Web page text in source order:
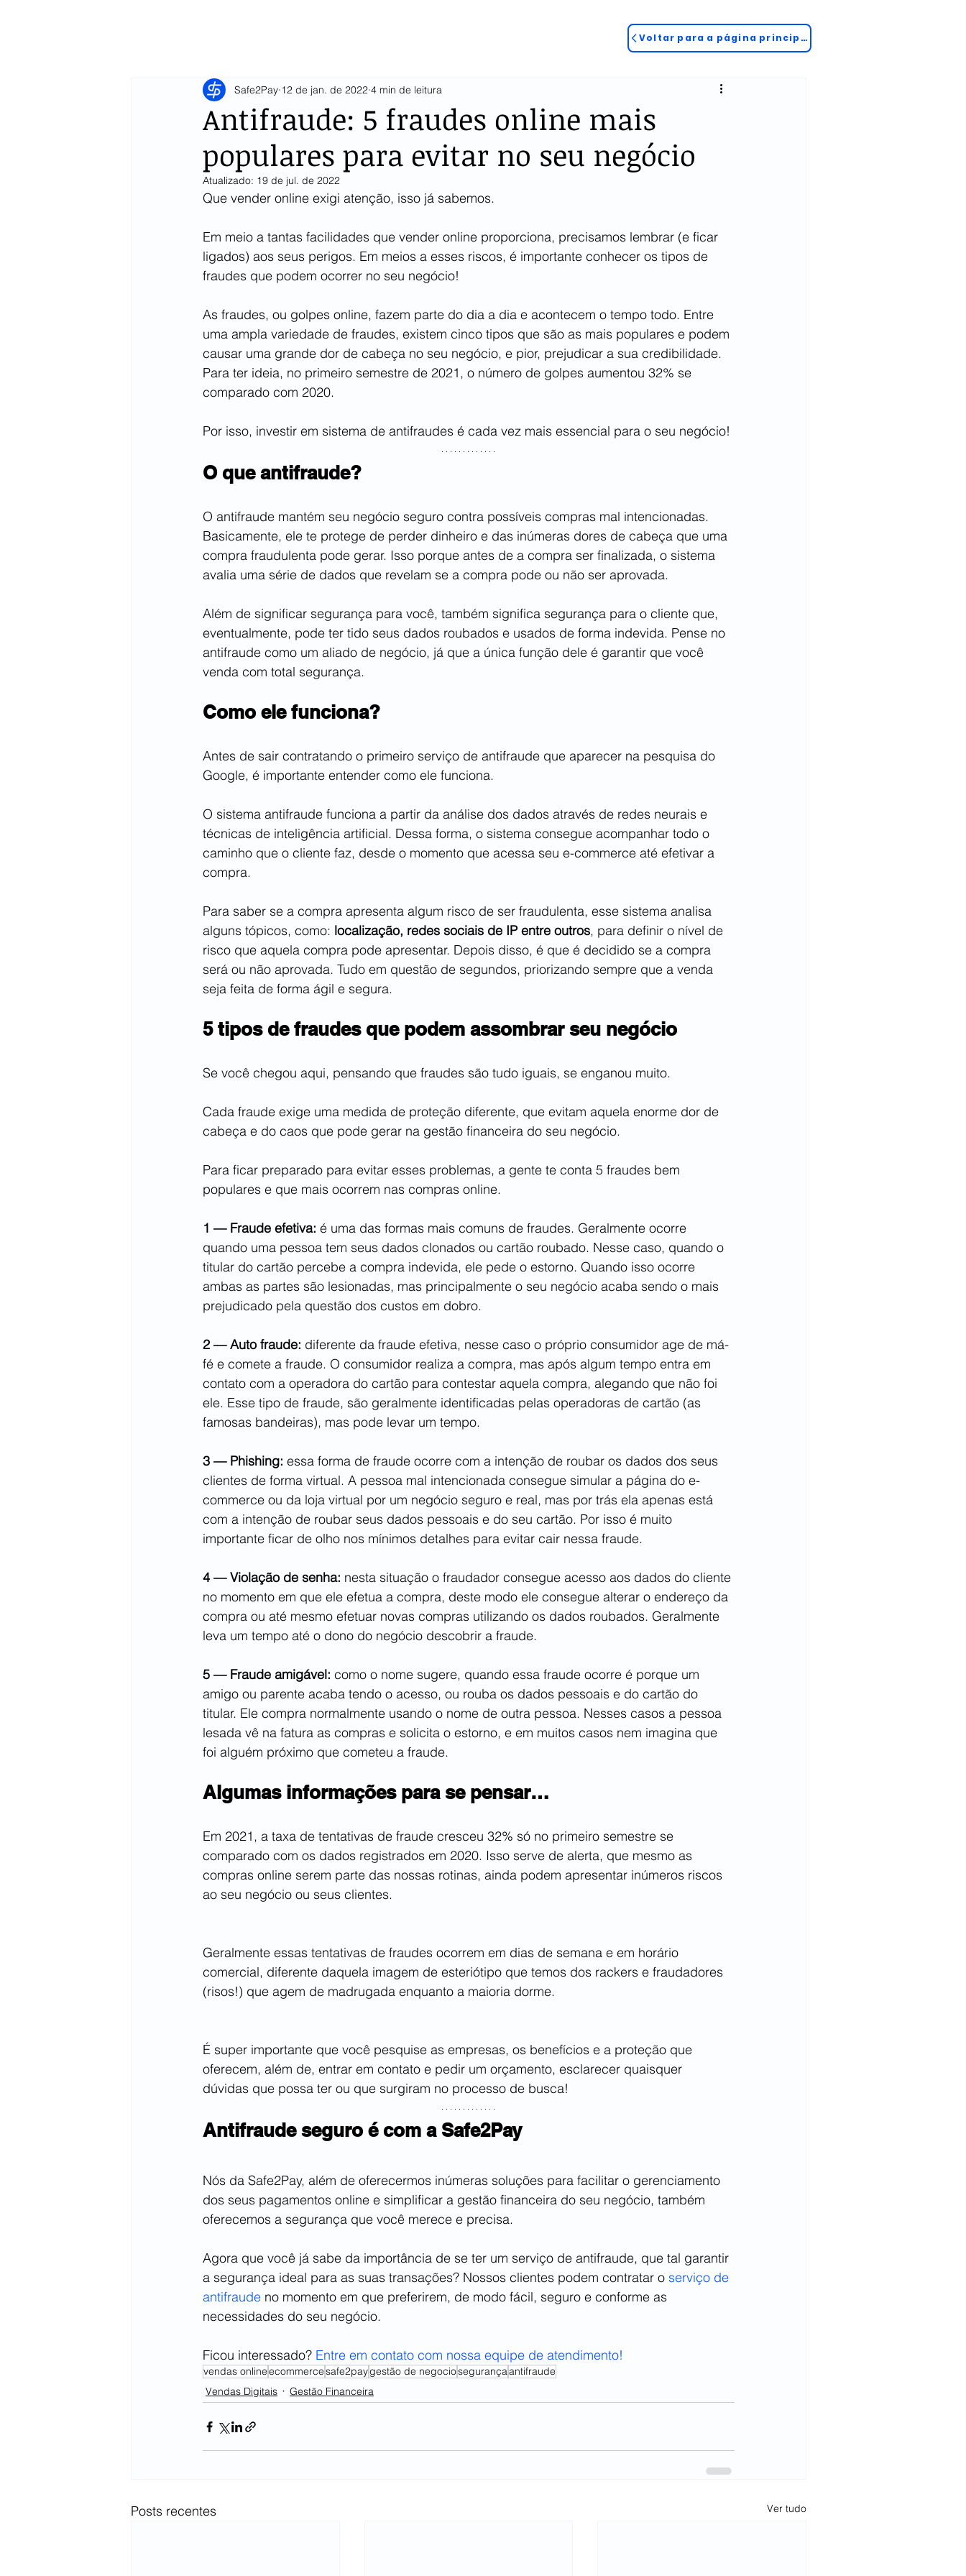
Voltar para a página principal
Antifraude: 5 fraudes online mais
populares para evitar no seu negócio
Safe2Pay 12 de jan. de 2022 4 min de leitura
Atualizado: 19 de jul. de 2022
Que vender online exigi atenção, isso já sabemos.
Em meio a tantas facilidades que vender online proporciona, precisamos lembrar (e ficar
ligados) aos seus perigos. Em meios a esses riscos, é importante conhecer os tipos de
fraudes que podem ocorrer no seu negócio!
As fraudes, ou golpes online, fazem parte do dia a dia e acontecem o tempo todo. Entre
uma ampla variedade de fraudes, existem cinco tipos que são as mais populares e podem
causar uma grande dor de cabeça no seu negócio, e pior, prejudicar a sua credibilidade.
Para ter ideia, no primeiro semestre de 2021, o número de golpes aumentou 32% se
comparado com 2020.
Por isso, investir em sistema de antifraudes é cada vez mais essencial para o seu negócio!
O que antifraude?
O antifraude mantém seu negócio seguro contra possíveis compras mal intencionadas.
Basicamente, ele te protege de perder dinheiro e das inúmeras dores de cabeça que uma
compra fraudulenta pode gerar. Isso porque antes de a compra ser finalizada, o sistema
avalia uma série de dados que revelam se a compra pode ou não ser aprovada.
Além de significar segurança para você, também significa segurança para o cliente que,
eventualmente, pode ter tido seus dados roubados e usados de forma indevida. Pense no
antifraude como um aliado de negócio, já que a única função dele é garantir que você
venda com total segurança.
Como ele funciona?
Antes de sair contratando o primeiro serviço de antifraude que aparecer na pesquisa do
Google, é importante entender como ele funciona.
O sistema antifraude funciona a partir da análise dos dados através de redes neurais e
técnicas de inteligência artificial. Dessa forma, o sistema consegue acompanhar todo o
caminho que o cliente faz, desde o momento que acessa seu e-commerce até efetivar a
compra.
Para saber se a compra apresenta algum risco de ser fraudulenta, esse sistema analisa
alguns tópicos, como: localização, redes sociais de IP entre outros, para definir o nível de
risco que aquela compra pode apresentar. Depois disso, é que é decidido se a compra
será ou não aprovada. Tudo em questão de segundos, priorizando sempre que a venda
seja feita de forma ágil e segura.
5 tipos de fraudes que podem assombrar seu negócio
Se você chegou aqui, pensando que fraudes são tudo iguais, se enganou muito.
Cada fraude exige uma medida de proteção diferente, que evitam aquela enorme dor de
cabeça e do caos que pode gerar na gestão financeira do seu negócio.
Para ficar preparado para evitar esses problemas, a gente te conta 5 fraudes bem
populares e que mais ocorrem nas compras online.
1 — Fraude efetiva: é uma das formas mais comuns de fraudes. Geralmente ocorre
quando uma pessoa tem seus dados clonados ou cartão roubado. Nesse caso, quando o
titular do cartão percebe a compra indevida, ele pede o estorno. Quando isso ocorre
ambas as partes são lesionadas, mas principalmente o seu negócio acaba sendo o mais
prejudicado pela questão dos custos em dobro.
2 — Auto fraude: diferente da fraude efetiva, nesse caso o próprio consumidor age de má-
fé e comete a fraude. O consumidor realiza a compra, mas após algum tempo entra em
contato com a operadora do cartão para contestar aquela compra, alegando que não foi
ele. Esse tipo de fraude, são geralmente identificadas pelas operadoras de cartão (as
famosas bandeiras), mas pode levar um tempo.
3 — Phishing: essa forma de fraude ocorre com a intenção de roubar os dados dos seus
clientes de forma virtual. A pessoa mal intencionada consegue simular a página do e-
commerce ou da loja virtual por um negócio seguro e real, mas por trás ela apenas está
com a intenção de roubar seus dados pessoais e do seu cartão. Por isso é muito
importante ficar de olho nos mínimos detalhes para evitar cair nessa fraude.
4 — Violação de senha: nesta situação o fraudador consegue acesso aos dados do cliente
no momento em que ele efetua a compra, deste modo ele consegue alterar o endereço da
compra ou até mesmo efetuar novas compras utilizando os dados roubados. Geralmente
leva um tempo até o dono do negócio descobrir a fraude.
5 — Fraude amigável: como o nome sugere, quando essa fraude ocorre é porque um
amigo ou parente acaba tendo o acesso, ou rouba os dados pessoais e do cartão do
titular. Ele compra normalmente usando o nome de outra pessoa. Nesses casos a pessoa
lesada vê na fatura as compras e solicita o estorno, e em muitos casos nem imagina que
foi alguém próximo que cometeu a fraude.
Algumas informações para se pensar…
Em 2021, a taxa de tentativas de fraude cresceu 32% só no primeiro semestre se
comparado com os dados registrados em 2020. Isso serve de alerta, que mesmo as
compras online serem parte das nossas rotinas, ainda podem apresentar inúmeros riscos
ao seu negócio ou seus clientes.
Geralmente essas tentativas de fraudes ocorrem em dias de semana e em horário
comercial, diferente daquela imagem de esteriótipo que temos dos rackers e fraudadores
(risos!) que agem de madrugada enquanto a maioria dorme.
É super importante que você pesquise as empresas, os benefícios e a proteção que
oferecem, além de, entrar em contato e pedir um orçamento, esclarecer quaisquer
dúvidas que possa ter ou que surgiram no processo de busca!
Antifraude seguro é com a Safe2Pay
Nós da Safe2Pay, além de oferecermos inúmeras soluções para facilitar o gerenciamento
dos seus pagamentos online e simplificar a gestão financeira do seu negócio, também
oferecemos a segurança que você merece e precisa.
Agora que você já sabe da importância de se ter um serviço de antifraude, que tal garantir
a segurança ideal para as suas transações? Nossos clientes podem contratar o serviço de
antifraude no momento em que preferirem, de modo fácil, seguro e conforme as
necessidades do seu negócio.
Ficou interessado? Entre em contato com nossa equipe de atendimento!
vendas onlineecommercesafe2paygestão de negociosegurançaantifraude
Vendas Digitais
Gestão Financeira
Posts recentes Ver tudo